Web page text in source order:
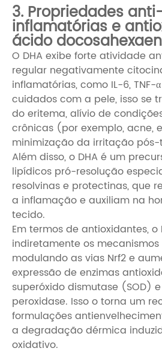
3. Propriedades
inflamatórias e
ácido
O DHA exibe forte atividade
regular negativamente
inflamatórias, como IL-6, TNF-
cuidados com a pele, isso se
do eritema, alívio de
crônicas (por exemplo, acne,
minimização da irritação
Além disso, o DHA é um
lipídicos pró-resolução
resolvinas e protectinas, que
a inflamação e auxiliam na
tecido.
Em termos de antioxidantes, o
indiretamente os
modulando as vias Nrf2 e
expressão de enzimas
superóxido dismutase (SOD)
peroxidase. Isso o torna um
formulações
a degradação dérmica
oxidativo.